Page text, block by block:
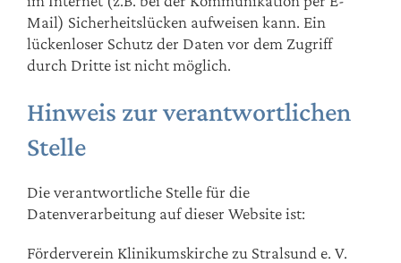
Mail) Sicherheitslücken aufweisen kann. Ein
lückenloser Schutz der Daten vor dem Zugriff
durch Dritte ist nicht möglich.
Hinweis zur verantwortlichen
Stelle
Die verantwortliche Stelle für die
Datenverarbeitung auf dieser Website ist:
Förderverein Klinikumskirche zu Stralsund e. V.